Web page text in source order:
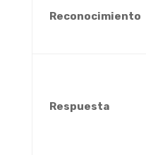
Reconocimiento
Respuesta